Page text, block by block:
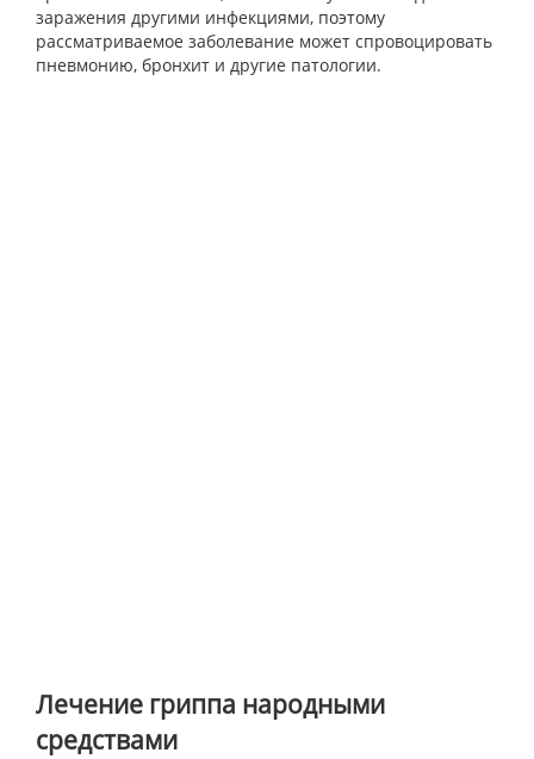
заражения другими инфекциями, поэтому
рассматриваемое заболевание может спровоцировать
пневмонию, бронхит и другие патологии.
Лечение гриппа народными
средствами